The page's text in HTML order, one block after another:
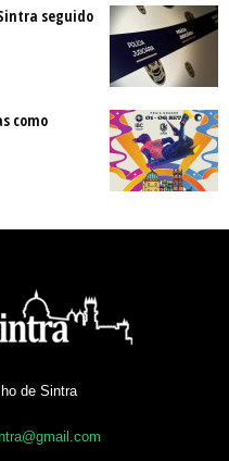
seguido
como
de Sintra